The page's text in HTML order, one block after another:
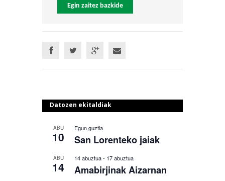
Egin zaitez bazkide
Datozen ekitaldiak
ABU
10
Egun guztia
San Lorenteko jaiak
ABU
14
14 abuztua- 17 abuztua
Amabirjinak Aizarnan